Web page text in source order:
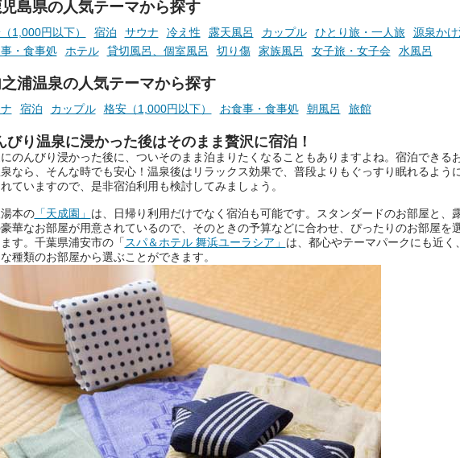
参考にしてみてください
児島県の人気テーマから探す
1,000円以下） 宿泊 サウナ 冷え性 露天風呂 カップル ひとり旅・一人旅
源泉かけ
・食事処
ホテル 貸切風呂、個室風呂 切り傷 家族風呂 女子旅・女子会 水風呂
浦温泉の人気テーマから探す
宿泊 カップル 格安（1,000円以下） お食事・食事処 朝風呂 旅館
びり温泉に浸かった後はそのまま贅沢に宿泊！
のんびり浸かった後に、ついそのまま泊まりたくなることもありますよね。宿泊できる
なら、そんな時でも安心！温泉後はリラックス効果で、普段よりもぐっすり眠れるよう
ていますので、是非宿泊利用も検討してみましょう。
本の「天成園」 は、日帰り利用だけでなく宿泊も可能です。スタンダードのお部屋と、
華なお部屋が用意されているので、そのときの予算などに合わせ、ぴったりのお部屋を
す。千葉県浦安市の「 スパ＆ホテル 舞浜ユーラシア」 は、都心やテーマパークにも近く
種類のお部屋から選ぶことができます。